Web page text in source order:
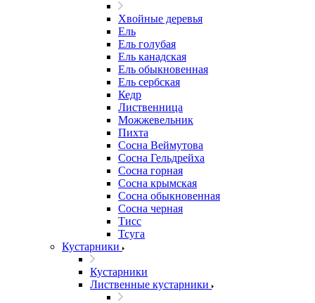
Хвойные деревья
Ель
Ель голубая
Ель канадская
Ель обыкновенная
Ель сербская
Кедр
Лиственница
Можжевельник
Пихта
Сосна Веймутова
Сосна Гельдрейха
Сосна горная
Сосна крымская
Сосна обыкновенная
Сосна черная
Тисс
Тсуга
Кустарники
Кустарники
Лиственные кустарники